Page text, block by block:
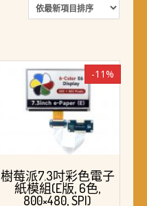
-11%
樹莓派7.3吋彩色電子
紙模組(E版, 6色,
800×480, SPI)